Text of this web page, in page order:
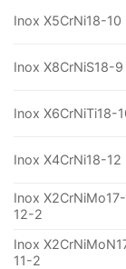
Inox X5CrNi18-10
Inox X8CrNiS18-9
Inox X6CrNiTi18-
Inox X4CrNi18-12
Inox X2CrNiMo17-
12-2
Inox
11-2